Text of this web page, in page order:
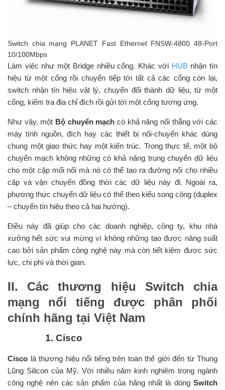
Switch chia mạng PLANET Fast Ethernet FNSW-4800 48-Port
10/100Mbps
Làm việc như một Bridge nhiều cổng. Khác với HUBnhận tín
hiệu từ một cổng rồi chuyển tiếp tới tất cả các cổng còn lại,
switch nhận tín hiệu vật lý, chuyển đổi thành dữ liệu, từ một
cổng, kiểm tra địa chỉ đích rồi gửi tới một cổng tương ứng.
Như vậy, một Bộ chuyển mạch có khả năng nối thẳng với các
máy tính nguồn, đích hay các thiết bị nối-chuyển khác dùng
chung một giao thức hay một kiến trúc. Trong thực tế, một bộ
chuyển mạch không những có khả năng trung chuyển dữ liệu
cho một cặp mối nối mà nó có thể tạo ra đường nối cho nhiều
cặp và vận chuyển đồng thời các dữ liệu này đi. Ngoài ra,
phương thức chuyển dữ liệu có thể theo kiểu song công (duplex
– chuyển tín hiệu theo cả hai hướng).
Điều này đã giúp cho các doanh nghiệp, công ty, khu nhà
xưởng hết sức vui mừng vì không những tạo được năng suất
cao bởi sản phẩm công nghệ này mà còn tiết kiệm được sức
lực, chi phí và thời gian.
II. Các thương hiệu Switch chia
mạng nổi tiếng được phân phối
chính hãng tại Việt Nam
1. Cisco
Cisco là thương hiệu nổi tiếng trên toàn thế giới đến từ Thung
Lũng Silicon của Mỹ. Với nhiều năm kinh nghiêm trong ngành
công nghệ nên các sản phẩm của hãng nhất là dòng Switch